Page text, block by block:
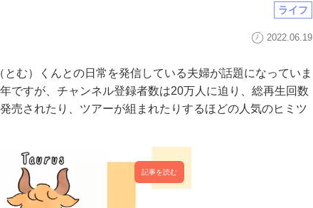
ライフ
2022.06.19
む）くんとの日常を発信している夫婦が話題になっていま
ですが、チャンネル登録者数は20万人に迫り、総再生回数
売されたり、ツアーが組まれたりするほどの人気のヒミツ
記事を読む